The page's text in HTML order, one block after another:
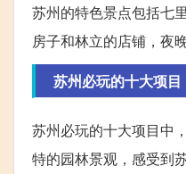
苏州的特色景点包括七
房子和林立的店铺，夜
苏州必玩的十大项目
苏州必玩的十大项目中
特的园林景观，感受到